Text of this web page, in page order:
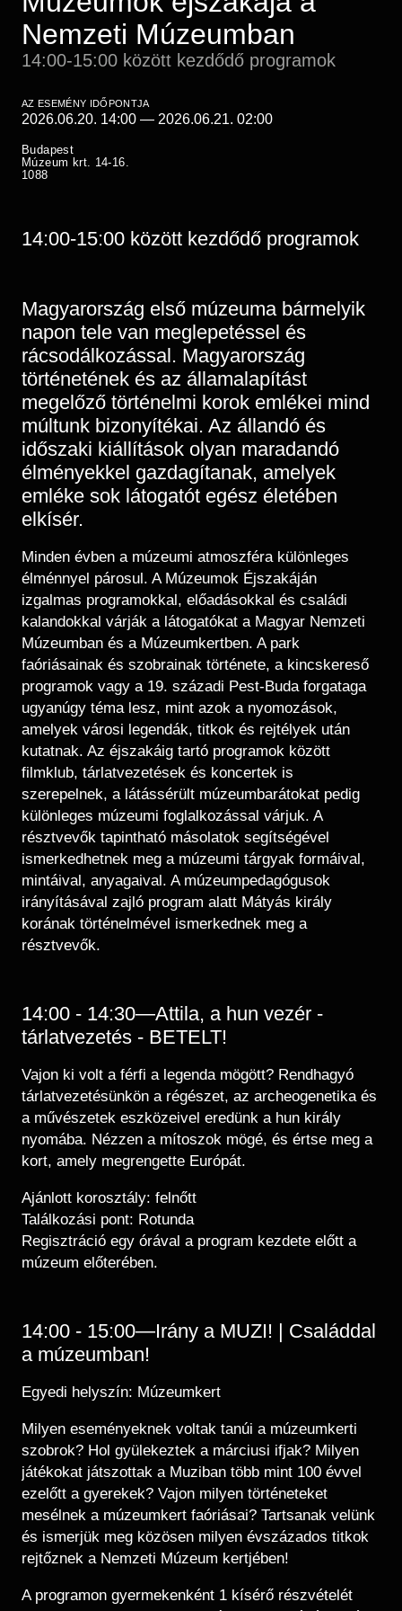
Régészet
Tagintézmények
Felnőttképzés
Történeti Fényképtár
Éremtár
Adattár
Központi Könyvtár
Nemzeti Múzeumban
14:00-15:00 között kezdődő programok
AZ ESEMÉNY IDŐPONTJA
2026.06.20. 14:00 — 2026.06.21. 02:00
Budapest
Múzeum krt. 14-16.
1088
14:00-15:00 között kezdődő programok
Magyarország első múzeuma bármelyik
napon tele van meglepetéssel és
rácsodálkozással. Magyarország
történetének és az államalapítást
megelőző történelmi korok emlékei mind
múltunk bizonyítékai. Az állandó és
időszaki kiállítások olyan maradandó
élményekkel gazdagítanak, amelyek
emléke sok látogatót egész életében
elkísér.
Minden évben a múzeumi atmoszféra különleges
élménnyel párosul. A Múzeumok Éjszakáján
izgalmas programokkal, előadásokkal és családi
kalandokkal várják a látogatókat a Magyar Nemzeti
Múzeumban és a Múzeumkertben. A park
faóriásainak és szobrainak története, a kincskereső
programok vagy a 19. századi Pest-Buda forgataga
ugyanúgy téma lesz, mint azok a nyomozások,
amelyek városi legendák, titkok és rejtélyek után
kutatnak. Az éjszakáig tartó programok között
filmklub, tárlatvezetések és koncertek is
szerepelnek, a látássérült múzeumbarátokat pedig
különleges múzeumi foglalkozással várjuk. A
résztvevők tapintható másolatok segítségével
ismerkedhetnek meg a múzeumi tárgyak formáival,
mintáival, anyagaival. A múzeumpedagógusok
irányításával zajló program alatt Mátyás király
korának történelmével ismerkednek meg a
résztvevők.
14:00 - 14:30—Attila, a hun vezér -
tárlatvezetés - BETELT!
Vajon ki volt a férfi a legenda mögött? Rendhagyó
tárlatvezetésünkön a régészet, az archeogenetika és
a művészetek eszközeivel eredünk a hun király
nyomába. Nézzen a mítoszok mögé, és értse meg a
kort, amely megrengette Európát.
Ajánlott korosztály: felnőtt
Találkozási pont: Rotunda
Regisztráció egy órával a program kezdete előtt a
múzeum előterében.
14:00 - 15:00—Irány a MUZI! | Családdal
a múzeumban!
Egyedi helyszín: Múzeumkert
Milyen eseményeknek voltak tanúi a múzeumkerti
szobrok? Hol gyülekeztek a márciusi ifjak? Milyen
játékokat játszottak a Muziban több mint 100 évvel
ezelőtt a gyerekek? Vajon milyen történeteket
mesélnek a múzeumkert faóriásai? Tartsanak velünk
és ismerjük meg közösen milyen évszázados titkok
rejtőznek a Nemzeti Múzeum kertjében!
A programon gyermekenként 1 kísérő részvételét